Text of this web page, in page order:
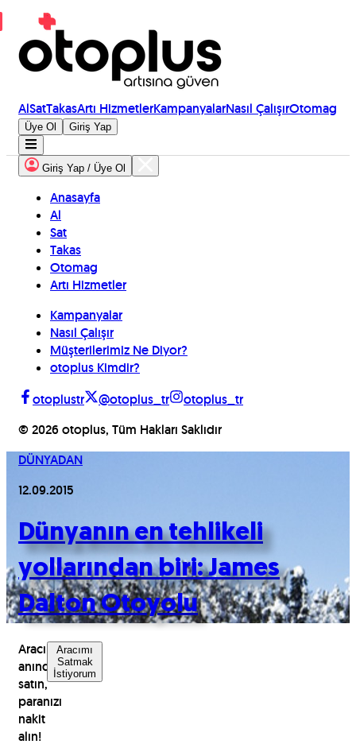
AlSatTakasArtı HizmetlerKampanyalarNasıl ÇalışırOtomag
Üye Ol Giriş Yap
Giriş Yap / Üye Ol
Anasayfa
Al
Sat
Takas
Otomag
Artı Hizmetler
Kampanyalar
Nasıl Çalışır
Müşterilerimiz Ne Diyor?
otoplus Kimdir?
otoplustr
@otoplus_tr
otoplus_tr
© 2026 otoplus, Tüm Hakları Saklıdır
DÜNYADAN
12.09.2015
Dünyanın en tehlikeli
yollarından biri: James
Dalton Otoyolu
Aracınızı
anında
satın,
paranızı
nakit
alın!
Aracımı
Satmak
İstiyorum